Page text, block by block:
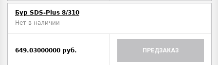
Бур SDS-Plus 8/310
Нет в наличии
649.03000000 руб. ПРЕДЗАКАЗ